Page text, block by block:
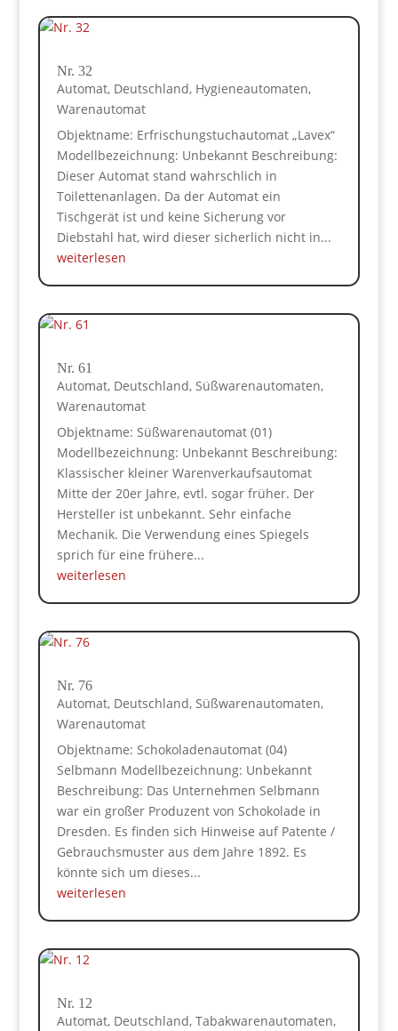
Nr. 32
Automat, Deutschland, Hygieneautomaten,
Warenautomat
Objektname: Erfrischungstuchautomat „Lavex“
Modellbezeichnung: Unbekannt Beschreibung:
Dieser Automat stand wahrschlich in
Toilettenanlagen. Da der Automat ein
Tischgerät ist und keine Sicherung vor
Diebstahl hat, wird dieser sicherlich nicht in...
weiterlesen
Nr. 61
Automat, Deutschland, Süßwarenautomaten,
Warenautomat
Objektname: Süßwarenautomat (01)
Modellbezeichnung: Unbekannt Beschreibung:
Klassischer kleiner Warenverkaufsautomat
Mitte der 20er Jahre, evtl. sogar früher. Der
Hersteller ist unbekannt. Sehr einfache
Mechanik. Die Verwendung eines Spiegels
sprich für eine frühere...
weiterlesen
Nr. 76
Automat, Deutschland, Süßwarenautomaten,
Warenautomat
Objektname: Schokoladenautomat (04)
Selbmann Modellbezeichnung: Unbekannt
Beschreibung: Das Unternehmen Selbmann
war ein großer Produzent von Schokolade in
Dresden. Es finden sich Hinweise auf Patente /
Gebrauchsmuster aus dem Jahre 1892. Es
könnte sich um dieses...
weiterlesen
Nr. 12
Automat, Deutschland, Tabakwarenautomaten,